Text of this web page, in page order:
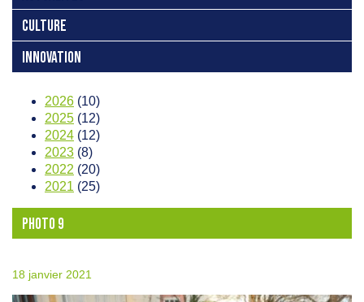
CULTURE
INNOVATION
2026 (10)
2025 (12)
2024 (12)
2023 (8)
2022 (20)
2021 (25)
PHOTO 9
18 janvier 2021